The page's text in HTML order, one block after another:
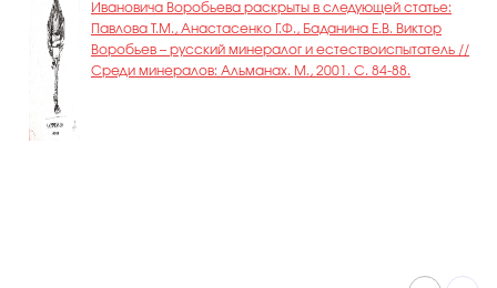
Ивановича Воробьева раскрыты в следующей статье:
Павлова Т.М., Анастасенко Г.Ф., Баданина Е.В. Виктор
Воробьев – русский минералог и естествоиспытатель //
Среди минералов: Альманах. М., 2001. С. 84-88.